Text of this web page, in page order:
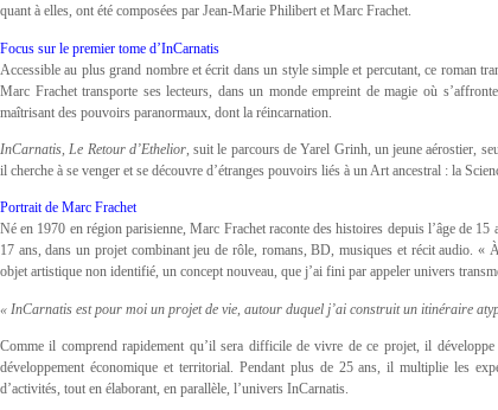
quant à elles, ont été composées par Jean-Marie Philibert et Marc Frachet.
Focus sur le premier tome d’InCarnatis
Accessible au plus grand nombre et écrit dans un style simple et percutant, ce roman
Marc Frachet transporte ses lecteurs, dans un monde empreint de magie où
maîtrisant des pouvoirs paranormaux, dont la réincarnation.
InCarnatis, Le Retour d’Ethelior, suit le parcours de Yarel Grinh, un jeune aérostier,
il cherche à se venger et se découvre d’étranges pouvoirs liés à un Art ancestral : la
Portrait de Marc Frachet
Né en 1970 en région parisienne, Marc Frachet raconte des histoires depuis l’âge de
17 ans, dans un projet combinant jeu de rôle, romans, BD, musiques et récit audio. «
objet artistique non identifié, un concept nouveau, que j’ai fini par appeler univers
« InCarnatis est pour moi un projet de vie, autour duquel j’ai construit un itinéraire
Comme il comprend rapidement qu’il sera difficile de vivre de ce projet, il
développement économique et territorial. Pendant plus de 25 ans, il multiplie les
d’activités, tout en élaborant, en parallèle, l’univers InCarnatis.